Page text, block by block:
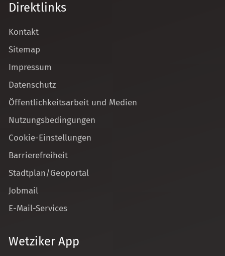
Direktlinks
Kontakt
Sitemap
Impressum
Datenschutz
Öffentlichkeitsarbeit und Medien
Nutzungsbedingungen
Cookie-Einstellungen
Barrierefreiheit
Stadtplan/Geoportal
Jobmail
E-Mail-Services
Wetziker App